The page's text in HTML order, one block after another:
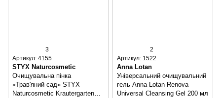
3
Артикул: 4155
STYX Naturcosmetic
Очищувальна пінка
«Трав'яний сад» STYX
Naturcosmetic Krautergarten
2
Артикул: 1522
Anna Lotan
Універсальний очищувальний
гель Anna Lotan Renova
Universal Cleansing Gel 200 мл